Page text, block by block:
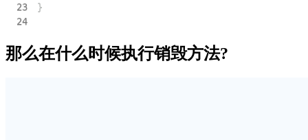
23
24
那么在什么时候执行销毁方法?